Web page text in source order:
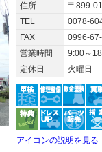
住所
〒899-
TEL
0078-
FAX
0996-
営業時間
9:00～
定休日
火曜日
アイコンの説明を見る